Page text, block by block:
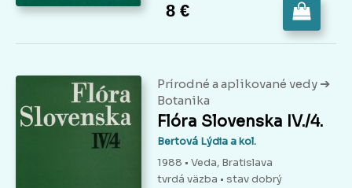
8 €
Prírodné a aplikované vedy ➔
Botanika
Flóra Slovenska IV./4.
Bertová Lýdia a kol.
1988 • Veda, Bratislava
tvrdá väzba • stav dobrý